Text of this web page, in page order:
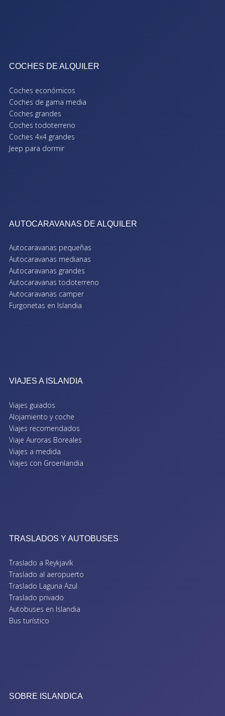
COCHES DE ALQUILER
Coches económicos
Coches de gama media
Coches grandes
Coches todoterreno
Coches 4x4 grandes
Jeep para dormir
AUTOCARAVANAS DE ALQUILER
Autocaravanas pequeñas
Autocaravanas medianas
Autocaravanas grandes
Autocaravanas todoterreno
Autocaravanas camper
Furgonetas en Islandia
VIAJES A ISLANDIA
Viajes guiados
Alojamiento y coche
Viajes recomendados
Viaje Auroras Boreales
Viajes a medida
Viajes con Groenlandia
TRASLADOS Y AUTOBUSES
Traslado a Reykjavík
Traslado al aeropuerto
Traslado Laguna Azul
Traslado privado
Autobuses en Islandia
Bus turístico
SOBRE ISLANDICA